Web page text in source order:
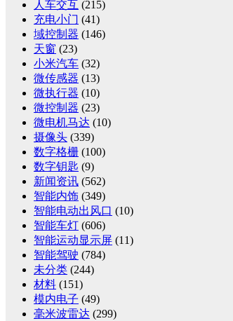
人车交互 (215)
充电小门 (41)
域控制器 (146)
天窗 (23)
小米汽车 (32)
微传感器 (13)
微执行器 (10)
微控制器 (23)
微电机马达 (10)
摄像头 (339)
数字格栅 (100)
数字钥匙 (9)
新闻资讯 (562)
智能内饰 (349)
智能电动出风口 (10)
智能车灯 (606)
智能运动显示屏 (11)
智能驾驶 (784)
未分类 (244)
材料 (151)
模内电子 (49)
毫米波雷达 (299)